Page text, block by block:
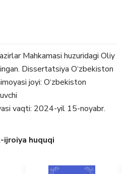
Mahkamasi huzuridagi Oliy
Dissertatsiya O‘zbekiston
joyi: O‘zbekiston
vaqti: 2024-yil 15-noyabr.
ijroiya huquqi